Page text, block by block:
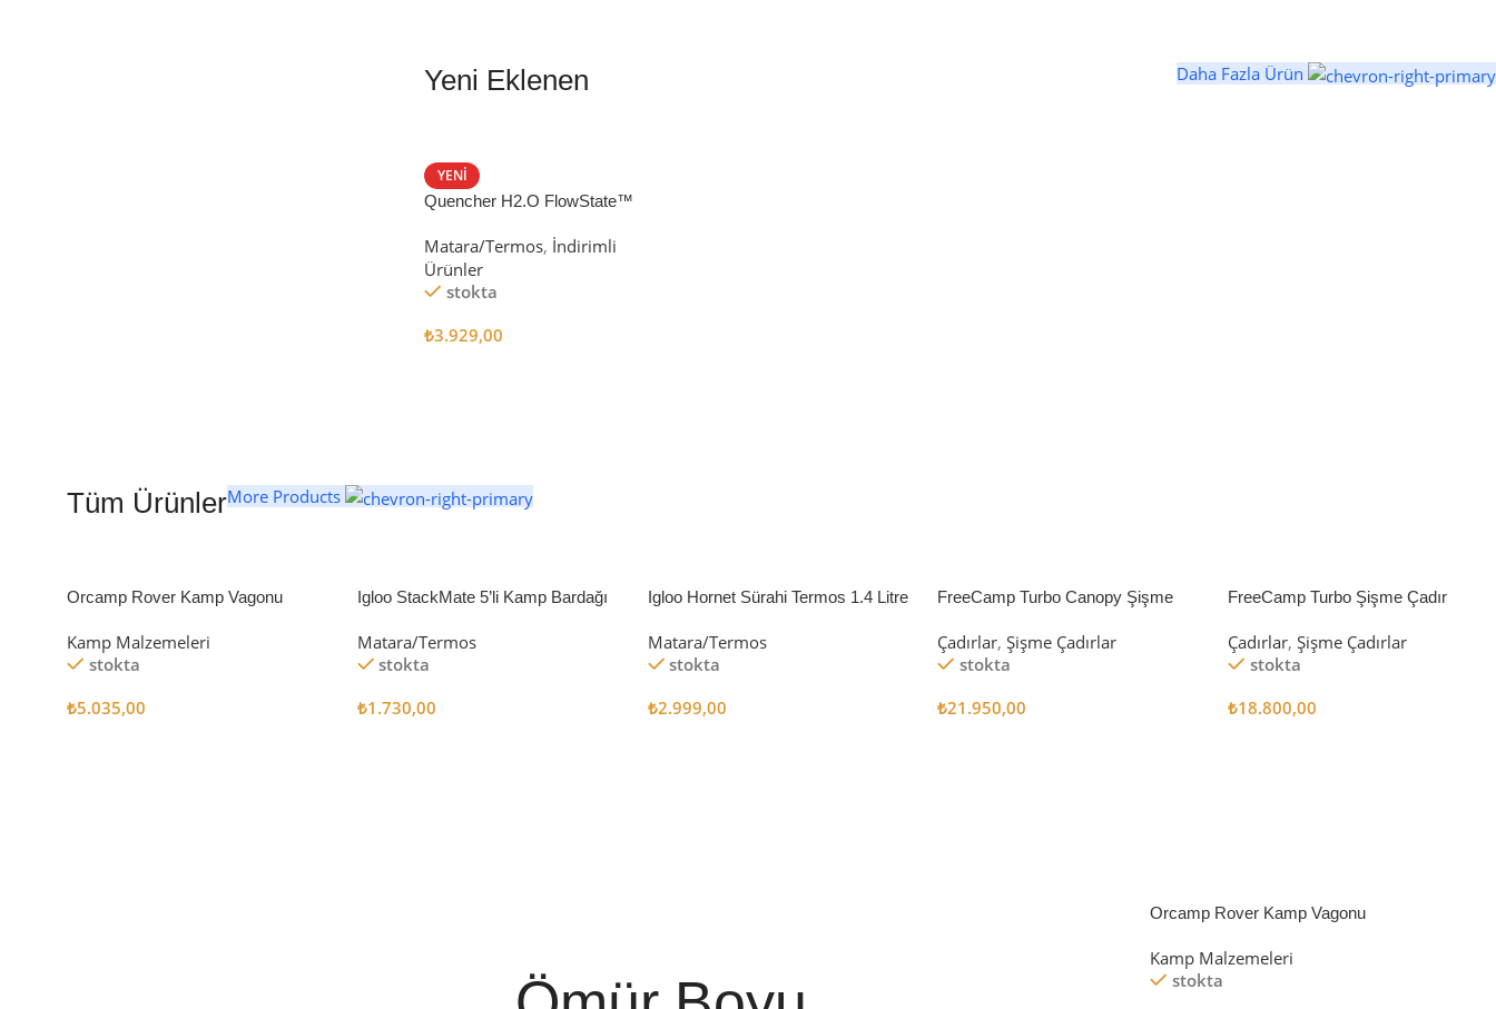
Yeni Eklenen Daha Fazla Ürün
YENI
Quencher H2.O FlowState™
Matara/Termos, İndirimli
Ürünler
stokta
₺3.929,00
Tüm ÜrünlerMore Products
Orcamp Rover Kamp Vagonu
Kamp Malzemeleri
stokta
₺5.035,00
Igloo StackMate 5’li Kamp Bardağı
Matara/Termos
stokta
₺1.730,00
Igloo Hornet Sürahi Termos 1.4 Litre
Matara/Termos
stokta
₺2.999,00
FreeCamp Turbo Canopy Şişme
Çadırlar, Şişme Çadırlar
stokta
₺21.950,00
FreeCamp Turbo Şişme Çadır
Çadırlar, Şişme Çadırlar
stokta
₺18.800,00
Orcamp Rover Kamp Vagonu
Kamp Malzemeleri
stokta